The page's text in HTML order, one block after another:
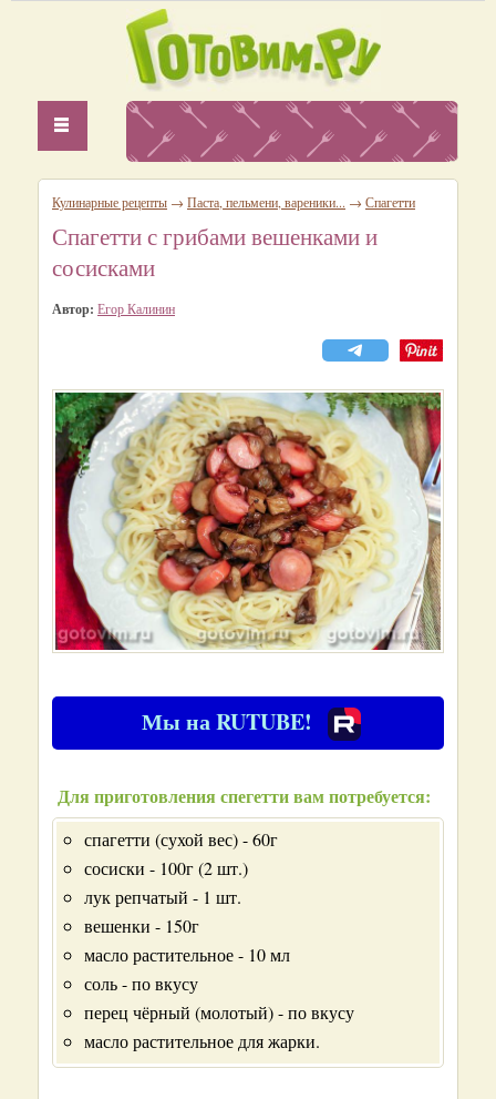
Кулинарные рецепты → Паста, пельмени, вареники... → Спагетти
Спагетти с грибами вешенками и
сосисками
Автор: Егор Калинин
Мы на RUTUBE!
Для приготовления спегетти вам потребуется:
спагетти (сухой вес) - 60г
сосиски - 100г (2 шт.)
лук репчатый - 1 шт.
вешенки - 150г
масло растительное - 10 мл
соль - по вкусу
перец чёрный (молотый) - по вкусу
масло растительное для жарки.